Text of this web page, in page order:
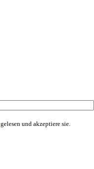
gelesen und akzeptiere sie.